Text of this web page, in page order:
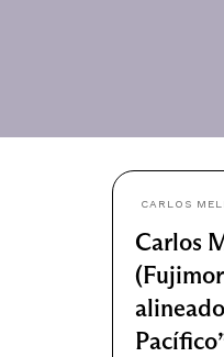
CARLOS
Carlos